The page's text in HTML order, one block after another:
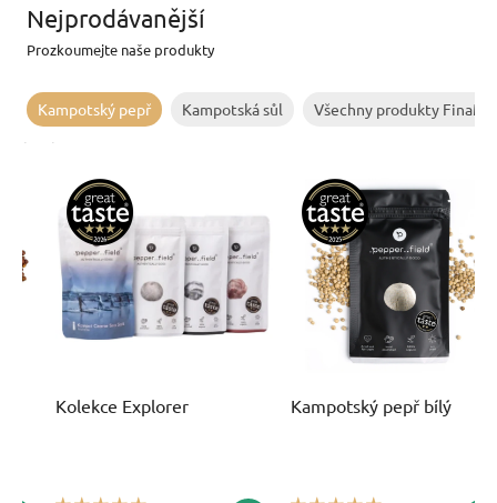
Nejprodávanější
Prozkoumejte naše produkty
Kampotský pepř Kampotská sůl Všechny produkty
Kolekce Explorer Kampotský pepř bílý